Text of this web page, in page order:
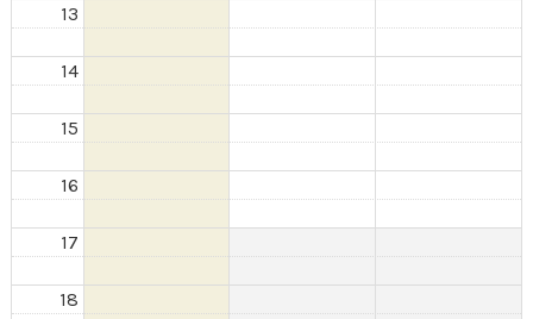
13
14
15
16
17
18